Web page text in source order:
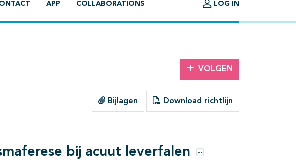
APP COLLABORATIONS LOG IN
VOLGEN
Bijlagen Download richtlijn
bij acuut leverfalen Opties